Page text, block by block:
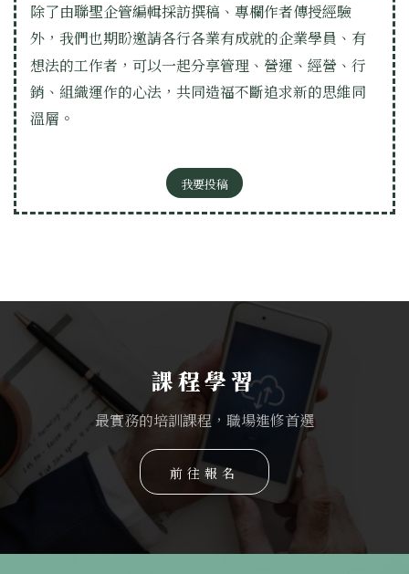
除了由聯聖企管編輯採訪撰稿、專欄作者傳授經驗
外，我們也期盼邀請各行各業有成就的企業學員、有
想法的工作者，可以一起分享管理、營運、經營、行
銷、組織運作的心法，共同造福不斷追求新的思維同
溫層。
我要投稿
課程學習
最實務的培訓課程，職場進修首選
前往報名